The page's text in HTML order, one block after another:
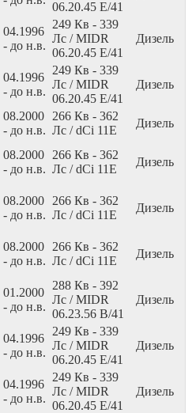
06.20.45 E/41
04.1996
- до н.в.
249 Кв - 339
Лс / MIDR
06.20.45 E/41
Дизель
04.1996
- до н.в.
249 Кв - 339
Лс / MIDR
06.20.45 E/41
Дизель
08.2000
- до н.в.
266 Кв - 362
Лс / dCi 11E
Дизель
08.2000
- до н.в.
266 Кв - 362
Лс / dCi 11E
Дизель
08.2000
- до н.в.
266 Кв - 362
Лс / dCi 11E
Дизель
08.2000
- до н.в.
266 Кв - 362
Лс / dCi 11E
Дизель
01.2000
- до н.в.
288 Кв - 392
Лс / MIDR
06.23.56 B/41
Дизель
04.1996
- до н.в.
249 Кв - 339
Лс / MIDR
06.20.45 E/41
Дизель
04.1996
- до н.в.
249 Кв - 339
Лс / MIDR
06.20.45 E/41
Дизель